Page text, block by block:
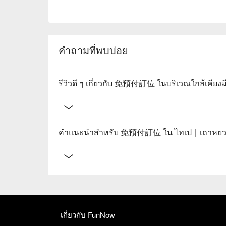
คำถามที่พบบ่อย
รีวิวดี ๆ เกี่ยวกับ 免預付訂位 ในบริเวณใกล้เคียง
คำแนะนำสำหรับ 免預付訂位 ใน ไทเป｜เถาหย
เกี่ยวกับ FunNow